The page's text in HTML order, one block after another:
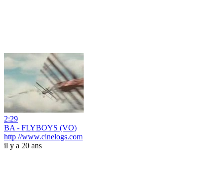
2:29
BA - FLYBOYS (VO)
http //www.cinelogs.com
il y a 20 ans